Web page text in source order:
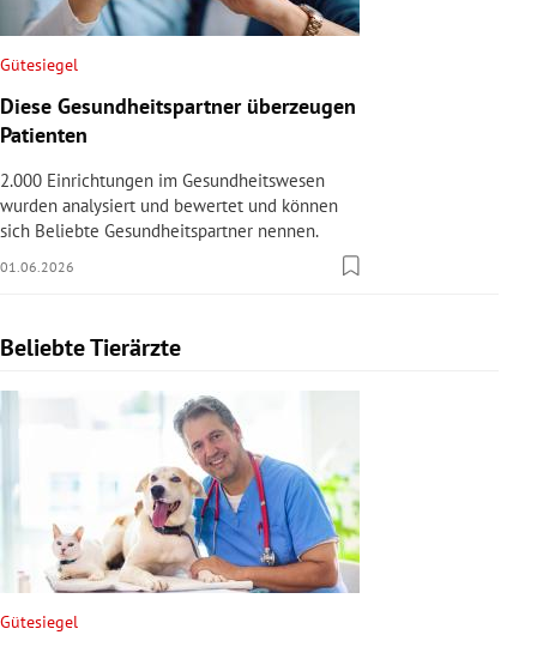
Gütesiegel
Diese Gesundheitspartner überzeugen
Patienten
2.000 Einrichtungen im Gesundheitswesen
wurden analysiert und bewertet und können
sich Beliebte Gesundheitspartner nennen.
01.06.2026
Beliebte Tierärzte
Slide 1 von 1
Gütesiegel